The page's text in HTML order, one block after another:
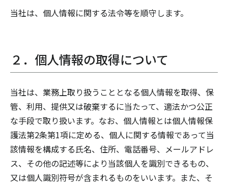
当社は、個人情報に関する法令等を順守します。
２．個人情報の取得について
当社は、業務上取り扱うこととなる個人情報を取得、保
管、利用、提供又は破棄するに当たって、適法かつ公正
な手段で取り扱います。なお、個人情報とは個人情報保
護法第2条第1項に定める、個人に関する情報であって当
該情報を構成する氏名、住所、電話番号、メールアドレ
ス、その他の記述等により当該個人を識別できるもの、
又は個人識別符号が含まれるものをいいます。また、そ